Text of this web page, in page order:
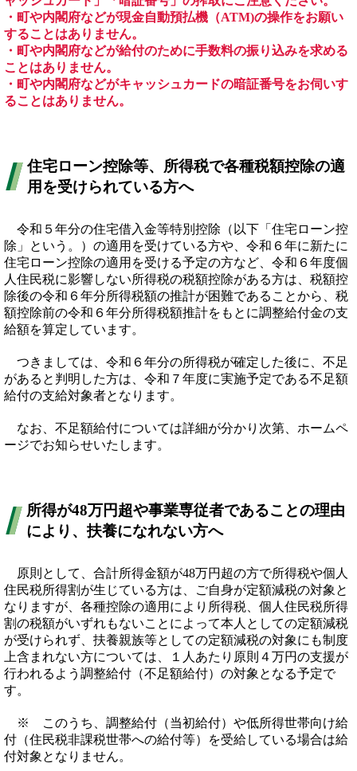
・町や内閣府などが現金自動預払機（ATM)の操作をお願い
することはありません。
・町や内閣府などが給付のために手数料の振り込みを求める
ことはありません。
・町や内閣府などがキャッシュカードの暗証番号をお伺いす
ることはありません。
住宅ローン控除等、所得税で各種税額控除の適
用を受けられている方へ
令和５年分の住宅借入金等特別控除（以下「住宅ローン控
除」という。）の適用を受けている方や、令和６年に新たに
住宅ローン控除の適用を受ける予定の方など、令和６年度個
人住民税に影響しない所得税の税額控除がある方は、税額控
除後の令和６年分所得税額の推計が困難であることから、税
額控除前の令和６年分所得税額推計をもとに調整給付金の支
給額を算定しています。
つきましては、令和６年分の所得税が確定した後に、不足
があると判明した方は、令和７年度に実施予定である不足額
給付の支給対象者となります。
なお、不足額給付については詳細が分かり次第、ホームペ
ージでお知らせいたします。
所得が48万円超や事業専従者であることの理由
により、扶養になれない方へ
原則として、合計所得金額が48万円超の方で所得税や個人
住民税所得割が生じている方は、ご自身が定額減税の対象と
なりますが、各種控除の適用により所得税、個人住民税所得
割の税額がいずれもないことによって本人としての定額減税
が受けられず、扶養親族等としての定額減税の対象にも制度
上含まれない方については、１人あたり原則４万円の支援が
行われるよう調整給付（不足額給付）の対象となる予定で
す。
※ このうち、調整給付（当初給付）や低所得世帯向け給
付（住民税非課税世帯への給付等）を受給している場合は給
付対象となりません。